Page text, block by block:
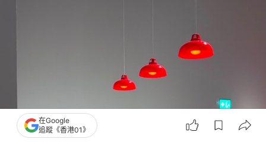
在Google
追蹤《香港01》